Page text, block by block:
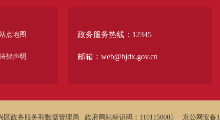
点地图
律声明
政务服务热线：12345
邮箱：web@bjdx.gov.cn
区政务服务和数据管理局 政府网站标识码：1101150005 京公网安备